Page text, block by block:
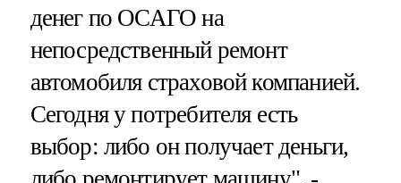
денег по ОСАГО на
непосредственный ремонт
автомобиля страховой компанией.
Сегодня у потребителя есть
выбор: либо он получает деньги,